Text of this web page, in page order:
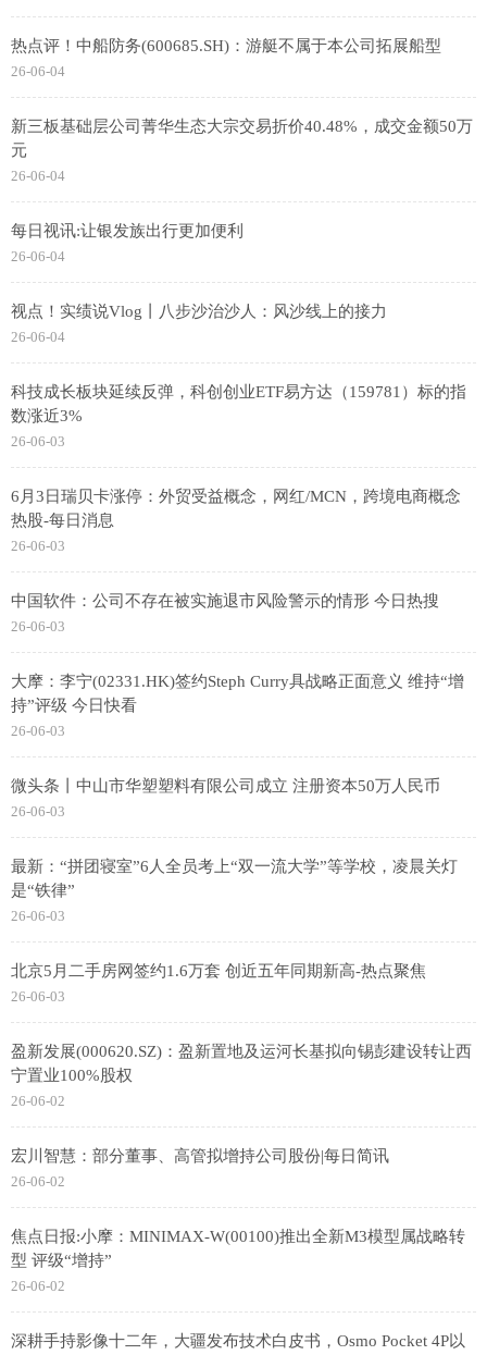
热点评！中船防务(600685.SH)：游艇不属于本公司拓展船型
26-06-04
新三板基础层公司菁华生态大宗交易折价40.48%，成交金额50万
元
26-06-04
每日视讯:让银发族出行更加便利
26-06-04
视点！实绩说Vlog丨八步沙治沙人：风沙线上的接力
26-06-04
科技成长板块延续反弹，科创创业ETF易方达（159781）标的指
数涨近3%
26-06-03
6月3日瑞贝卡涨停：外贸受益概念，网红/MCN，跨境电商概念
热股-每日消息
26-06-03
中国软件：公司不存在被实施退市风险警示的情形 今日热搜
26-06-03
大摩：李宁(02331.HK)签约Steph Curry具战略正面意义 维持“增
持”评级 今日快看
26-06-03
微头条丨中山市华塑塑料有限公司成立 注册资本50万人民币
26-06-03
最新：“拼团寝室”6人全员考上“双一流大学”等学校，凌晨关灯
是“铁律”
26-06-03
北京5月二手房网签约1.6万套 创近五年同期新高-热点聚焦
26-06-03
盈新发展(000620.SZ)：盈新置地及运河长基拟向锡彭建设转让西
宁置业100%股权
26-06-02
宏川智慧：部分董事、高管拟增持公司股份|每日简讯
26-06-02
焦点日报:小摩：MINIMAX-W(00100)推出全新M3模型属战略转
型 评级“增持”
26-06-02
深耕手持影像十二年，大疆发布技术白皮书，Osmo Pocket 4P以